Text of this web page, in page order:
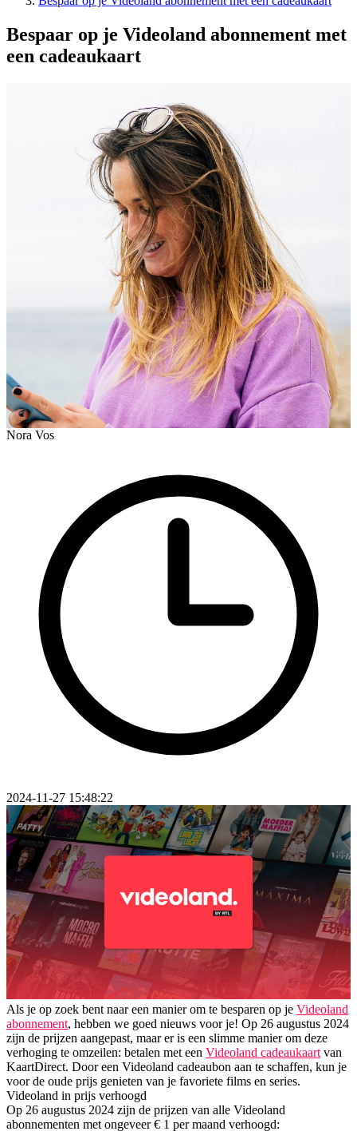
Bespaar op je Videoland abonnement met
een cadeaukaart
Nora Vos
2024-11-27 15:48:22
Als je op zoek bent naar een manier om te besparen op je Videoland
abonnement, hebben we goed nieuws voor je! Op 26 augustus 2024
zijn de prijzen aangepast, maar er is een slimme manier om deze
verhoging te omzeilen: betalen met een Videoland cadeaukaart van
KaartDirect. Door een Videoland cadeaubon aan te schaffen, kun je
voor de oude prijs genieten van je favoriete films en series.
Videoland in prijs verhoogd
Op 26 augustus 2024 zijn de prijzen van alle Videoland
abonnementen met ongeveer € 1 per maand verhoogd: